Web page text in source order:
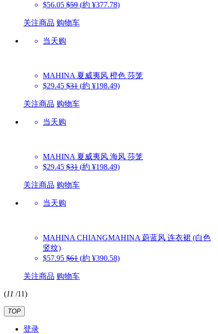
$56.05 $59 (約 ¥377.78)
关注商品 购物车
当天购
MAHINA 夏威夷风 橙色 莎笼
$29.45 $31 (約 ¥198.49)
关注商品 购物车
当天购
MAHINA 夏威夷风 海风 莎笼
$29.45 $31 (約 ¥198.49)
关注商品 购物车
当天购
MAHINA CHIANGMAHINA 蔚蓝风 连衣裙 (白色
竖纹)
$57.95 $61 (約 ¥390.58)
关注商品 购物车
(11 /11)
TOP
登录